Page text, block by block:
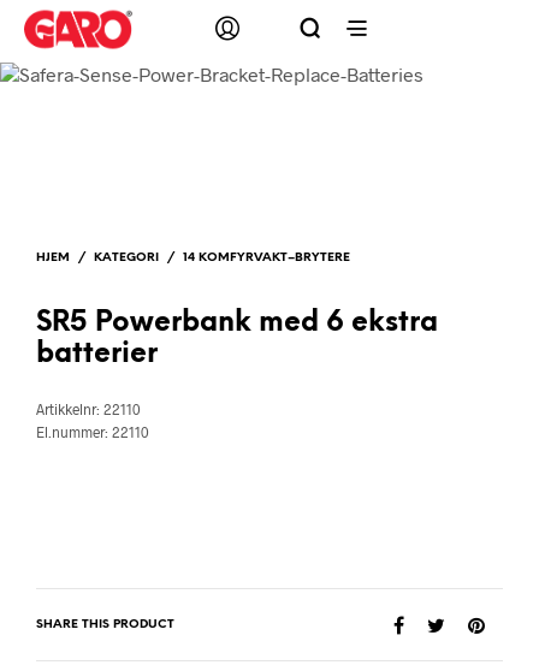
HJEM / KATEGORI / 14 KOMFYRVAKT–BRYTERE
SR5 Powerbank med 6 ekstra
batterier
Artikkelnr: 22110
El.nummer: 22110
SHARE THIS PRODUCT